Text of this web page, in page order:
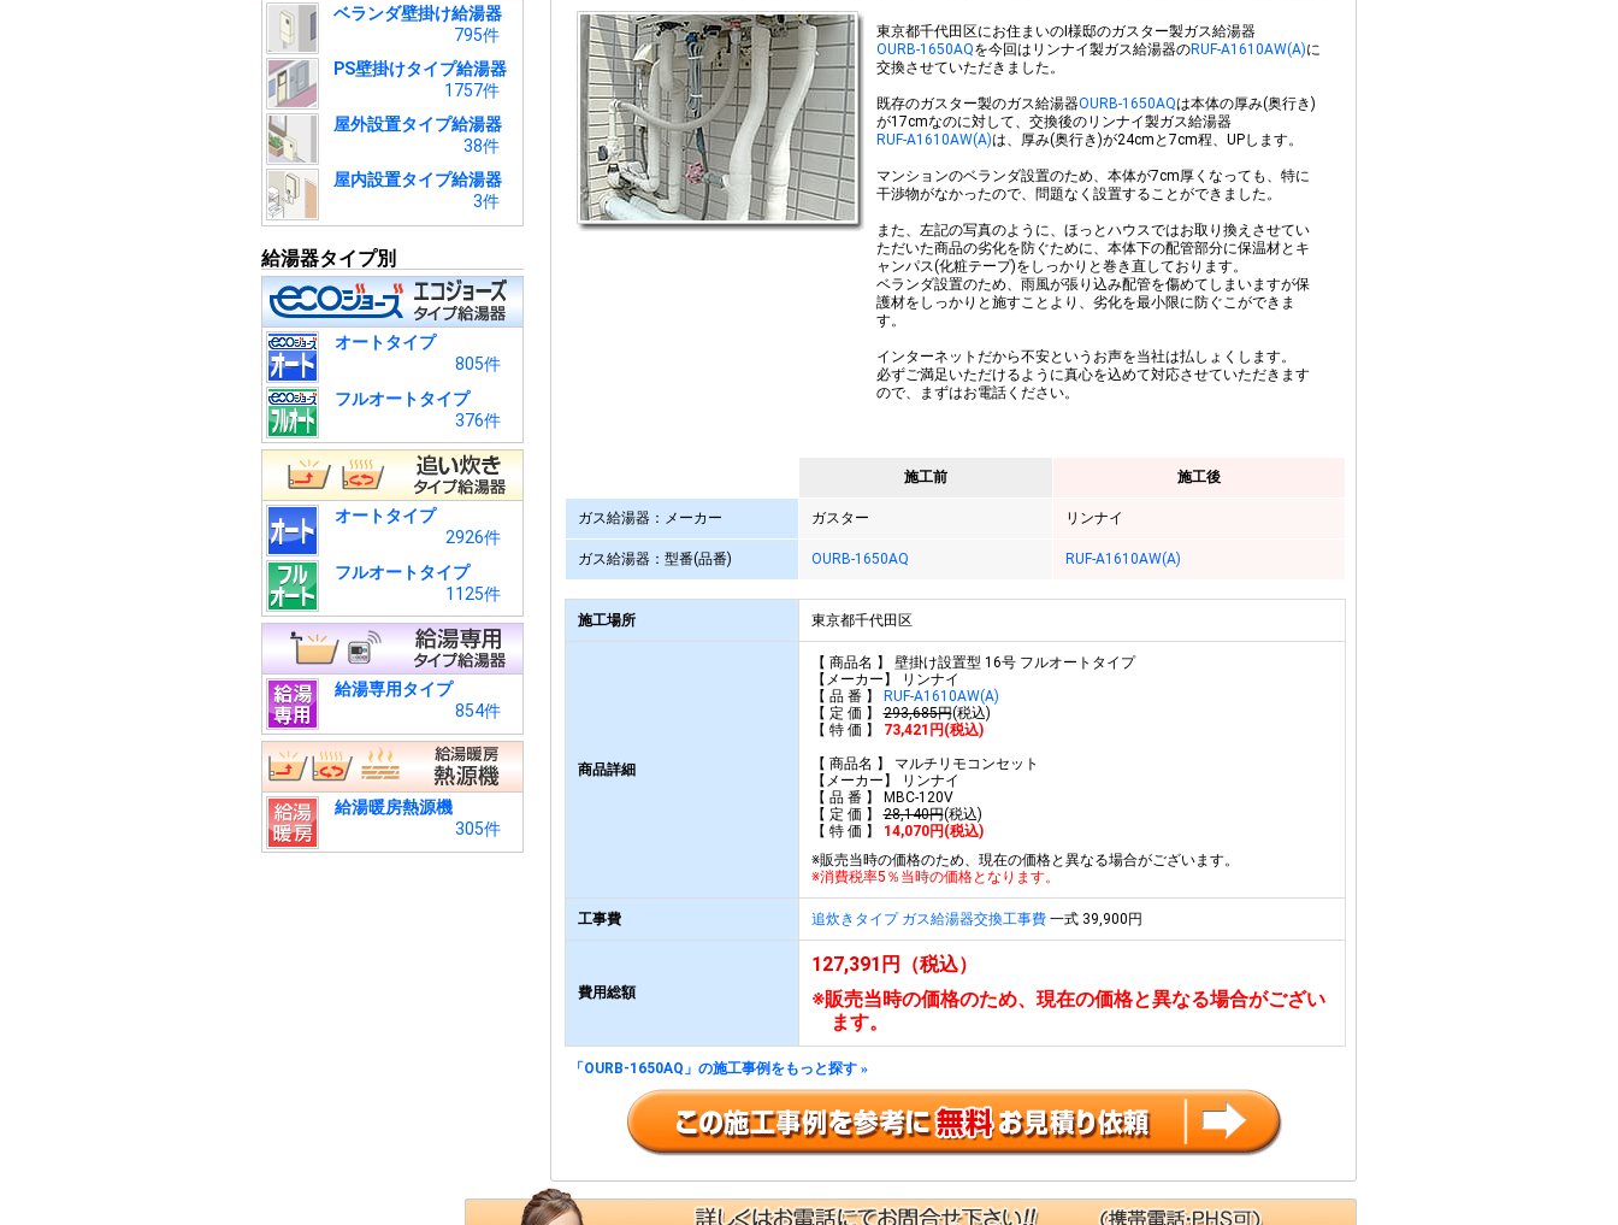
ベランダ壁掛け給湯器
795件
PS壁掛けタイプ給湯器
1757件
屋外設置タイプ給湯器
38件
屋内設置タイプ給湯器
3件
給湯器タイプ別
オートタイプ
805件
フルオートタイプ
376件
オートタイプ
2926件
フルオートタイプ
1125件
給湯専用タイプ
854件
給湯暖房熱源機
305件
東京都千代田区にお住まいのI様邸のガスター製ガス給湯器
OURB-1650AQを今回はリンナイ製ガス給湯器のRUF-A1610AW(A)に
交換させていただきました。
既存のガスター製のガス給湯器OURB-1650AQは本体の厚み(奥行き)
が17cmなのに対して、交換後のリンナイ製ガス給湯器
RUF-A1610AW(A)は、厚み(奥行き)が24cmと7cm程、UPします。
マンションのベランダ設置のため、本体が7cm厚くなっても、特に
干渉物がなかったので、問題なく設置することができました。
また、左記の写真のように、ほっとハウスではお取り換えさせてい
ただいた商品の劣化を防ぐために、本体下の配管部分に保温材とキ
ャンパス(化粧テープ)をしっかりと巻き直しております。
ベランダ設置のため、雨風が張り込み配管を傷めてしまいますが保
護材をしっかりと施すことより、劣化を最小限に防ぐこができま
す。
インターネットだから不安というお声を当社は払しょくします。
必ずご満足いただけるように真心を込めて対応させていただきます
ので、まずはお電話ください。
施工前 施工後
ガス給湯器：メーカー ガスター リンナイ
ガス給湯器：型番(品番) OURB-1650AQ RUF-A1610AW(A)
施工場所 東京都千代田区
商品詳細
【 商品名 】 壁掛け設置型 16号 フルオートタイプ
【メーカー】 リンナイ
【 品 番 】
RUF-A1610AW(A)
【 定 価 】293,685円(税込)
【 特 価 】
73,421円(税込)
【 商品名 】 マルチリモコンセット
【メーカー】 リンナイ
【 品 番 】 MBC-120V
【 定 価 】28,140円(税込)
【 特 価 】
14,070円(税込)
※販売当時の価格のため、現在の価格と異なる場合がございます。
※消費税率5％当時の価格となります。
工事費 追炊きタイプ ガス給湯器交換工事費一式 39,900円
費用総額
127,391円（税込）
※販売当時の価格のため、現在の価格と異なる場合がござい
ます。
「OURB-1650AQ」の施工事例をもっと探す »